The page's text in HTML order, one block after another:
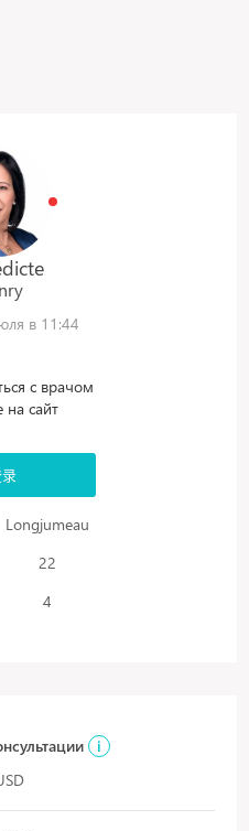
в 11:44
с врачом
на сайт
Longjumeau
22
4
i